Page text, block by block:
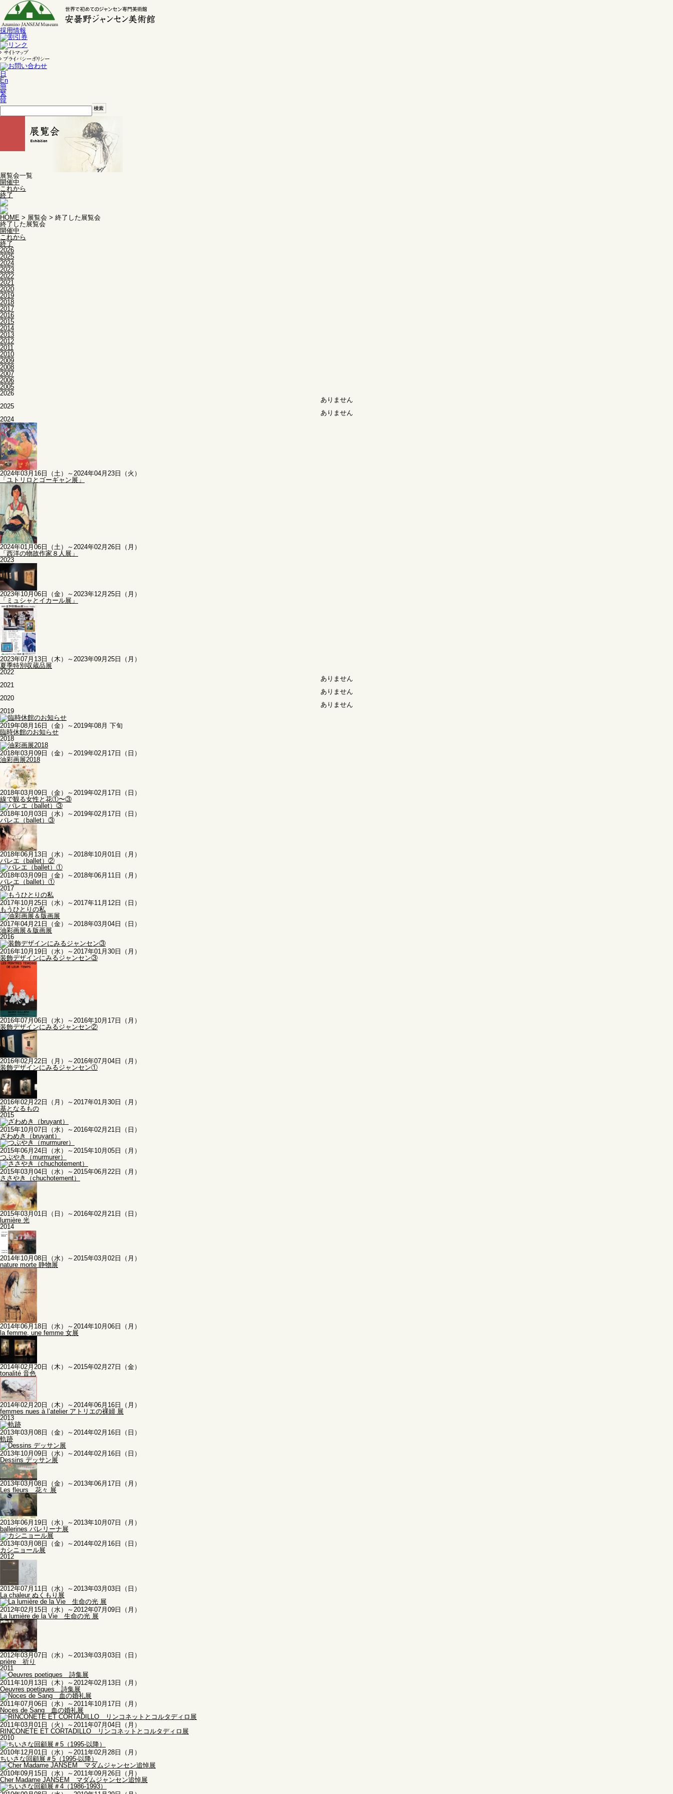
採用情報
日
En
簡
繁
韓
展覧会一覧
開催中
これから
終了
HOME > 展覧会 > 終了した展覧会
終了した展覧会
開催中
これから
終了
2026
2025
2024
2023
2022
2021
2020
2019
2018
2017
2016
2015
2014
2013
2012
2011
2010
2009
2008
2007
2006
2005
2026
ありません
2025
ありません
2024
2024年03月16日（土）～2024年04月23日（火）
「ユトリロとゴーギャン展」
2024年01月06日（土）～2024年02月26日（月）
「西洋の物故作家８人展」
2023
2023年10月06日（金）～2023年12月25日（月）
「ミュシャとイカール展」
2023年07月13日（木）～2023年09月25日（月）
夏季特別収蔵品展
2022
ありません
2021
ありません
2020
ありません
2019
2019年08月16日（金）～2019年08月 下旬
臨時休館のお知らせ
2018
2018年03月09日（金）～2019年02月17日（日）
油彩画展2018
2018年03月09日（金）～2019年02月17日（日）
線で観る女性と花①〜③
2018年10月03日（水）～2019年02月17日（日）
バレエ（ballet）③
2018年06月13日（水）～2018年10月01日（月）
バレエ（ballet）②
2018年03月09日（金）～2018年06月11日（月）
バレエ（ballet）①
2017
2017年10月25日（水）～2017年11月12日（日）
もうひとりの私
2017年04月21日（金）～2018年03月04日（日）
油彩画展＆版画展
2016
2016年10月19日（水）～2017年01月30日（月）
装飾デザインにみるジャンセン③
2016年07月06日（水）～2016年10月17日（月）
装飾デザインにみるジャンセン②
2016年02月22日（月）～2016年07月04日（月）
装飾デザインにみるジャンセン①
2016年02月22日（月）～2017年01月30日（月）
基となるもの
2015
2015年10月07日（水）～2016年02月21日（日）
ざわめき（bruyant）
2015年06月24日（水）～2015年10月05日（月）
つぶやき（murmurer）
2015年03月04日（水）～2015年06月22日（月）
ささやき（chuchotement）
2015年03月01日（日）～2016年02月21日（日）
lumière 光
2014
2014年10月08日（水）～2015年03月02日（月）
nature morte 静物展
2014年06月18日（水）～2014年10月06日（月）
la femme, une femme 女展
2014年02月20日（木）～2015年02月27日（金）
tonalité 音色
2014年02月20日（木）～2014年06月16日（月）
femmes nues à l’atelier アトリエの裸婦 展
2013
2013年03月08日（金）～2014年02月16日（日）
軌跡
2013年10月09日（水）～2014年02月16日（日）
Dessins デッサン展
2013年03月08日（金）～2013年06月17日（月）
Les fleurs 花々 展
2013年06月19日（水）～2013年10月07日（月）
ballerines バレリーナ展
2013年03月08日（金）～2014年02月16日（日）
カシニョール展
2012
2012年07月11日（水）～2013年03月03日（日）
La chaleur ぬくもり展
2012年02月15日（水）～2012年07月09日（月）
La lumière de la Vie 生命の光 展
2012年03月07日（水）～2013年03月03日（日）
prière 祈り
2011
2011年10月13日（木）～2012年02月13日（月）
Oeuvres poetiques 詩集展
2011年07月06日（水）～2011年10月17日（月）
Noces de Sang 血の婚礼展
2011年03月01日（火）～2011年07月04日（月）
RINCONETE ET CORTADILLO リンコネットとコルタディロ展
2010
2010年12月01日（水）～2011年02月28日（月）
ちいさな回顧展＃5（1995-以降）
2010年09月15日（水）～2011年09月26日（月）
Cher Madame JANSEM マダムジャンセン追悼展